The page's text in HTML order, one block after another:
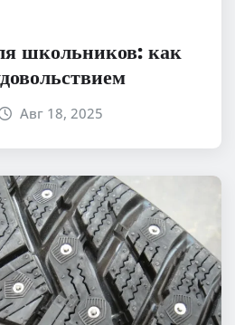
школьников: как
Авг 18, 2025